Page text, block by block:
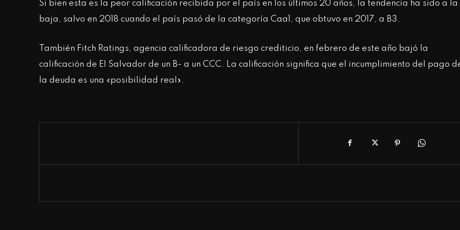
Si bien esta es la peor calificación recibida por el país en los últimos 20 años, la tendencia ha sido a la
baja, salvo en 2018 cuando el país pasó de la categoría Caa1, que obtuvo en 2017, a B3.
También Fitch Ratings, agencia calificadora de riesgo crediticio, en febrero de este año bajó la
calificación de El Salvador de un B- a un CCC. La calificación significa que el incumplimiento del pago
la deuda es una «posibilidad real».